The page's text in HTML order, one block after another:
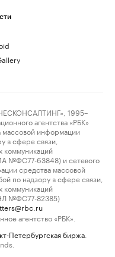
1995–
агентства «РБК»
массовой информации
в сфере связи,
коммуникаций
№ФС77-63848) и сетевого
средства массовой
по надзору в сфере связи,
коммуникаций
№ФС77-82385)
агентство «РБК».
Петербургская биржа